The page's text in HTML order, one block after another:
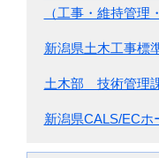
（工事・維持管理
新潟県土木工事標
土木部 技術管理
新潟県CALS/ECホ